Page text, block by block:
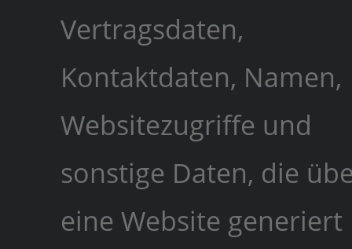
Vertragsdaten,
Kontaktdaten, Namen,
Websitezugriffe und
sonstige Daten, die
eine Website generiert